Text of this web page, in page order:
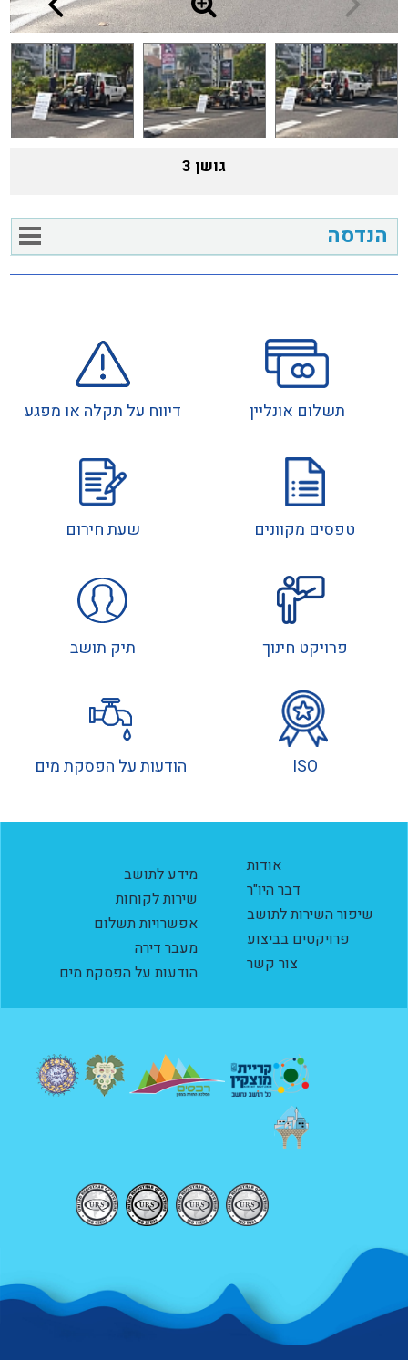
הנדסה
גושן 3
תשלום אונליין דיווח על תקלה או מפגע
טפסים מקוונים שעת חירום
פרויקט חינוך תיק תושב
ISO הודעות על הפסקת מים
אודות
דבר היו"ר
שיפור השירות לתושב
פרויקטים בביצוע
צור קשר
מידע לתושב
שירות לקוחות
אפשרויות תשלום
מעבר דירה
הודעות על הפסקת מים